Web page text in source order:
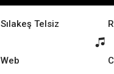
Sılakeş Telsiz
Web